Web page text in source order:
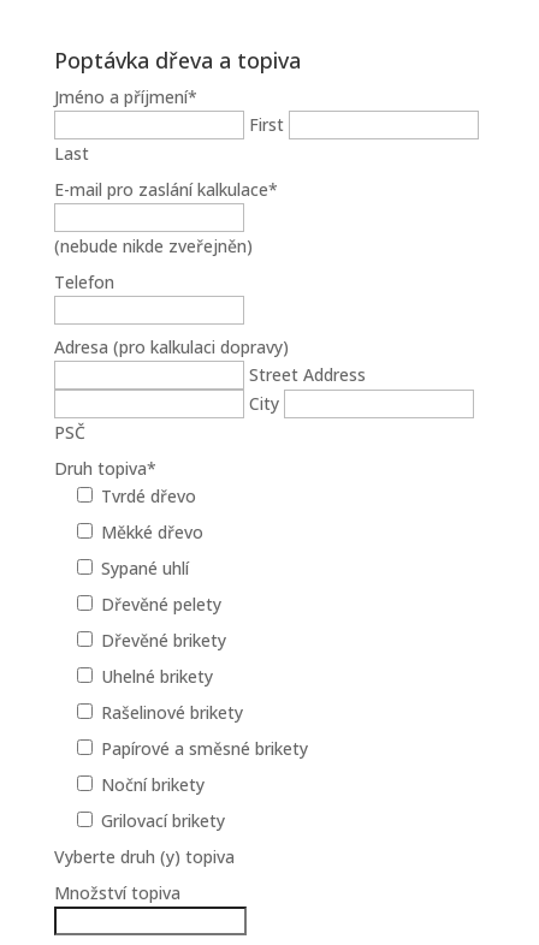
Poptávka dřeva a topiva
Jméno a příjmení*
First
Last
E-mail pro zaslání kalkulace*
(nebude nikde zveřejněn)
Telefon
Adresa (pro kalkulaci dopravy)
Street Address
City
PSČ
Druh topiva*
Tvrdé dřevo
Měkké dřevo
Sypané uhlí
Dřevěné pelety
Dřevěné brikety
Uhelné brikety
Rašelinové brikety
Papírové a směsné brikety
Noční brikety
Grilovací brikety
Vyberte druh (y) topiva
Množství topiva